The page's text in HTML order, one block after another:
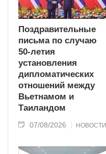
Поздравительные
письма по случаю
50-летия
установления
дипломатических
отношений между
Вьетнамом и
Таиландом
07/08/2026 НОВОСТИ